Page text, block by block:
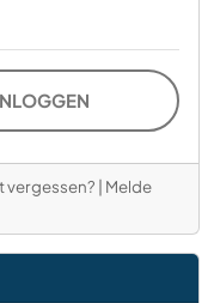
vergessen? | Melde